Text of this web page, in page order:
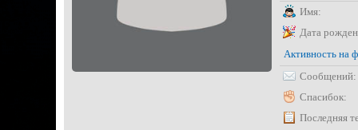
Имя:
Дата
Активность на
Сообщений:
Спасибок:
Последняя